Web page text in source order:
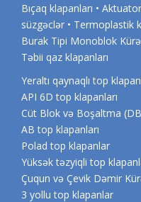
Bıçaq klapanları •
süzgəclər • Termoplastik
Burak Tipi Monoblok Kürə
Təbii qaz klapanları
Yeraltı qaynaqlı top
API 6D top klapanları
Cüt Blok və Boşaltma
AB top klapanları
Polad top klapanlar
Yüksək təzyiqli top
Çuqun və Çevik Dəmir
3 yollu top klapanlar